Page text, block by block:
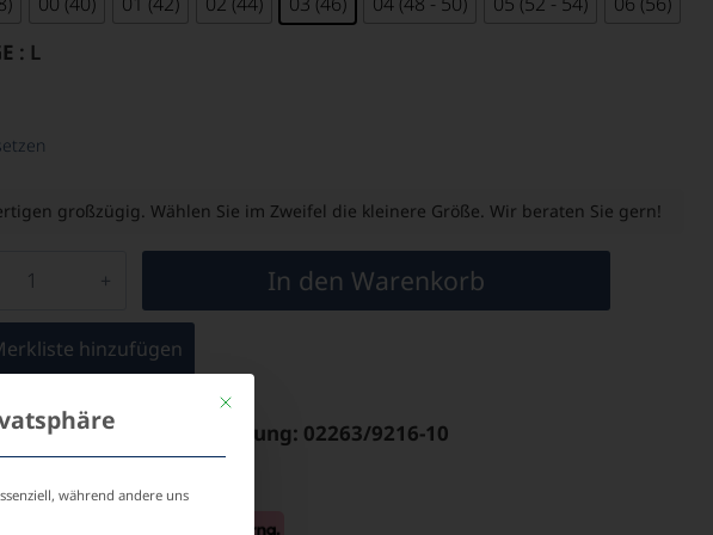
: L
großzügig. Wählen Sie im Zweifel die kleinere Größe. Wir beraten Sie gern!
In den Warenkorb
hinzufügen
Beratung & Bestellung: 02263/9216-10
Mit diesem Button wird der Dialog geschlossen. Seine Funktionalität ist
während andere uns